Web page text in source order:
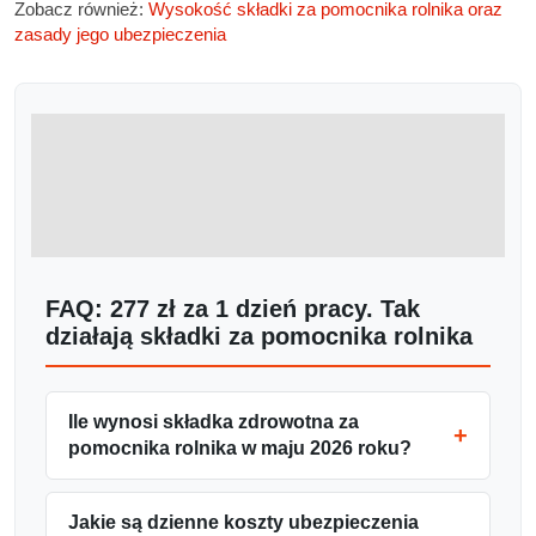
Zobacz również: Wysokość składki za pomocnika rolnika oraz
zasady jego ubezpieczenia
FAQ: 277 zł za 1 dzień pracy. Tak
działają składki za pomocnika rolnika
Ile wynosi składka zdrowotna za
pomocnika rolnika w maju 2026 roku?
Jakie są dzienne koszty ubezpieczenia